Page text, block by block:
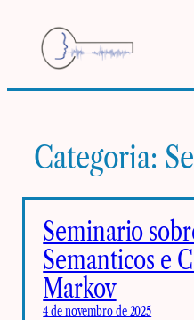
conteúdo
Categoria:
Seminario
Semanticos e
Markov
4 de novembro de 2025